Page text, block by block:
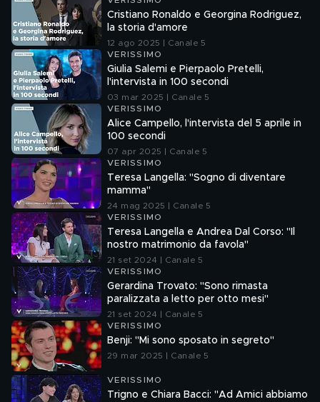
Cristiano Ronaldo e Georgina Rodriguez,
la storia d'amore
12 ago 2025 | Canale 5
VERISSIMO
Giulia Salemi e Pierpaolo Pretelli,
l'intervista in 100 secondi
03 mar 2025 | Canale 5
VERISSIMO
Alice Campello, l'intervista del 5 aprile in
100 secondi
07 apr 2025 | Canale 5
VERISSIMO
Teresa Langella: "Sogno di diventare
mamma"
24 mag 2025 | Canale 5
VERISSIMO
Teresa Langella e Andrea Dal Corso: "Il
nostro matrimonio da favola"
21 set 2024 | Canale 5
VERISSIMO
Gerardina Trovato: "Sono rimasta
paralizzata a letto per otto mesi"
21 set 2024 | Canale 5
VERISSIMO
Benji: "Mi sono sposato in segreto"
29 mar 2025 | Canale 5
VERISSIMO
Trigno e Chiara Bacci: "Ad Amici abbiamo